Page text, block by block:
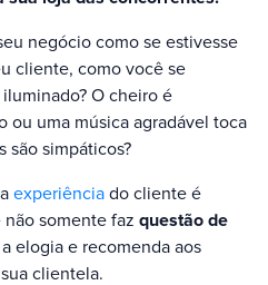
negócio como se estivesse
cliente, como você se
O cheiro é
ou uma música agradável toca
são simpáticos?
experiência do cliente é
não somente faz questão de
elogia e recomenda aos
clientela.